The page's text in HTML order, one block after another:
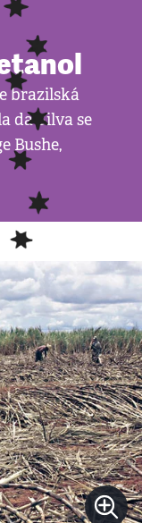
brazilská
da Silva se
Bushe,